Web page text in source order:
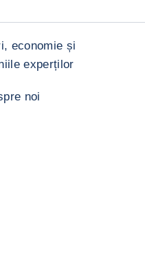
economie și
experților
noi